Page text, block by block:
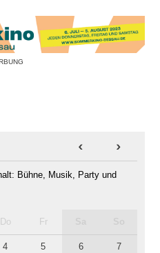
< >
Bühne, Musik, Party und
Do Fr
4 5 6 7